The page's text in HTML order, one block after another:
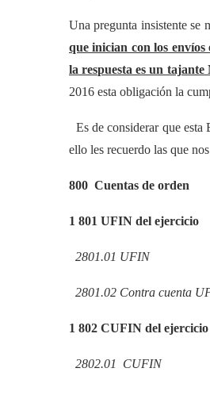
Una pregunta insistente se
que inician con los envíos
la respuesta es un tajante
2016 esta obligación la
Es de considerar que
ello les recuerdo las que
800 Cuentas de orden
1 801 UFIN del ejercicio
2801.01 UFIN
2801.02 Contra cuenta
1 802 CUFIN del ejercicio
2802.01 CUFIN